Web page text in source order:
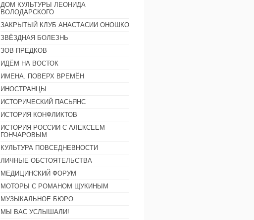
ДОМ КУЛЬТУРЫ ЛЕОНИДА
ВОЛОДАРСКОГО
ЗАКРЫТЫЙ КЛУБ АНАСТАСИИ ОНОШКО
ЗВЁЗДНАЯ БОЛЕЗНЬ
ЗОВ ПРЕДКОВ
ИДЁМ НА ВОСТОК
ИМЕНА. ПОВЕРХ ВРЕМЁН
ИНОСТРАНЦЫ
ИСТОРИЧЕСКИЙ ПАСЬЯНС
ИСТОРИЯ КОНФЛИКТОВ
ИСТОРИЯ РОССИИ С АЛЕКСЕЕМ
ГОНЧАРОВЫМ
КУЛЬТУРА ПОВСЕДНЕВНОСТИ
ЛИЧНЫЕ ОБСТОЯТЕЛЬСТВА
МЕДИЦИНСКИЙ ФОРУМ
МОТОРЫ С РОМАНОМ ЩУКИНЫМ
МУЗЫКАЛЬНОЕ БЮРО
МЫ ВАС УСЛЫШАЛИ!